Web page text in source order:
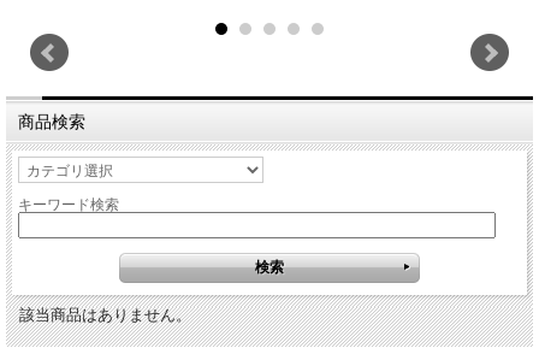
商品検索
キーワード検索
該当商品はありません。